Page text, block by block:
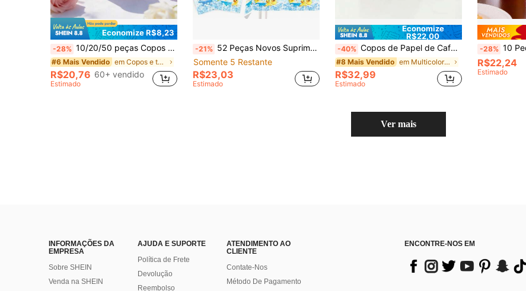
Economize R$8,23
-28% 10/20/50 peças Copos de Papel Descartáveis Silly Goose de 266ml (9oz), Copos Descartáveis Fofos para Casamento, Chá de Bebê, Decorações de Festa de Aniversário, Bebidas, Viagens, Piquenique
#6 Mais Vendido em Copos e tampas de papel descartáveis, capas par
R$20,76 60+ vendido
Estimado
-21% 52 Peças Novos Suprimentos para Festa de Formatura com Tema de Patinho Amarelo Pequeno, À Prova de Vazamento e Grosso, Pode Ser Limpo em Apenas 3 Segundos, Reutilizável, Decorações de Pratos e Guardanapos Descartáveis para Festa, Adequado para Reuniões em Grupo para Comemorar Festas de Formatura, Festas com Tema de Piquenique, Adequado para Pratos Descartáveis para Reuniões em Grupo
Somente 5 Restante
R$23,03
Estimado
Economize
R$22,00
-40% Copos de Papel de Café de 3 Oz com Desenhos Temáticos de Café, Adequados para Bebidas Quentes ou Frias, Ótimos para Festas, Piqueniques, Viagens e Eventos
#8 Mais Vendido em Multicolorido Copos e tampas de papel descartáv
R$32,99
Estimado
-28% 10 Peças Copos de Papel com Estampa de Patinha de
R$22,24
Estimado
Ver mais
INFORMAÇÕES DA
EMPRESA
Sobre SHEIN
Venda na SHEIN
AJUDA E SUPORTE
Política de Frete
Devolução
Reembolso
ATENDIMENTO AO
CLIENTE
Contate-Nos
Método De Pagamento
ENCONTRE-NOS EM